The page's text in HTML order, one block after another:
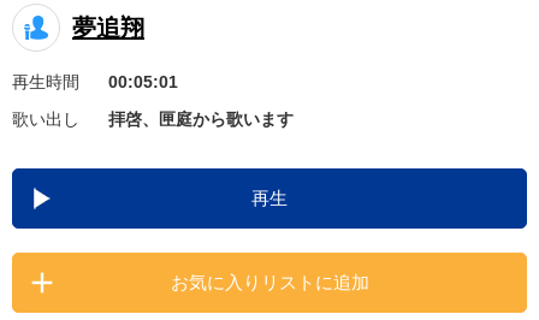
キャンペーン
お知らせ よくあるご質問
DAMの新曲・ランキングなど
カラオケ最新情報をチェック！
夢追翔
再生時間
00:05:01
歌い出し
拝啓、匣庭から歌います
再生
お気に入りリストに追加